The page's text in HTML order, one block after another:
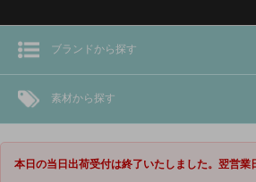
ブランドから探す
素材から探す
本日の当日出荷受付は終了いたしました。翌営業